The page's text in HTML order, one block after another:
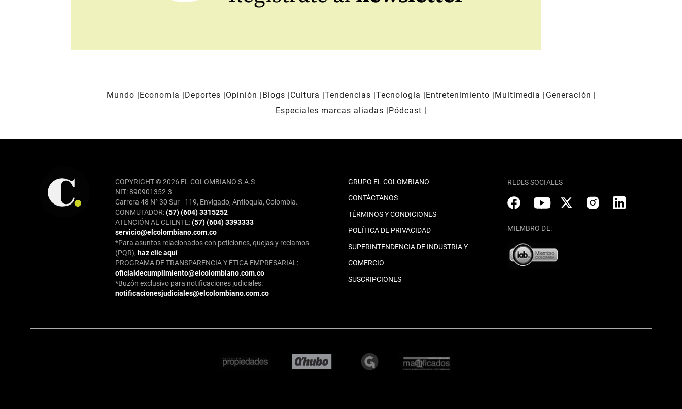
Mundo Economía Deportes Opinión Blogs Cultura Tendencias Tecnología Entretenimiento Multimedia
Generación
Especiales marcas aliadas
Pódcast
COPYRIGHT © 2026 EL COLOMBIANO S.A.S
NIT: 890901352-3
Carrera 48 N° 30 Sur - 119, Envigado, Antioquia, Colombia.
CONMUTADOR:(57) (604) 3315252
ATENCIÓN AL CLIENTE:(57) (604) 3393333
servicio@elcolombiano.com.co
*Para asuntos relacionados con peticiones, quejas y reclamos
(PQR), haz clic aquí
PROGRAMA DE TRANSPARENCIA Y ÉTICA EMPRESARIAL:
oficialdecumplimiento@elcolombiano.com.co
*Buzón exclusivo para notificaciones judiciales:
notificacionesjudiciales@elcolombiano.com.co
GRUPO EL COLOMBIANO
CONTÁCTANOS
TÉRMINOS Y CONDICIONES
POLÍTICA DE PRIVACIDAD
SUPERINTENDENCIA DE INDUSTRIA Y
COMERCIO
SUSCRIPCIONES
REDES SOCIALES
MIEMBRO DE: